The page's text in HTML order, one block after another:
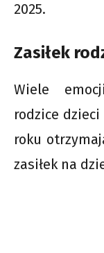
2025.
Zasiłek
Wiele
rodzice
roku
zasiłek na